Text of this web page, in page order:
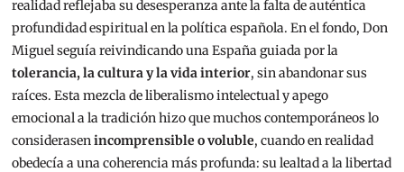
realidad reflejaba su desesperanza ante la falta de auténtica
profundidad espiritual en la política española. En el fondo, Don
Miguel seguía reivindicando una España guiada por la
tolerancia, la cultura y la vida interior, sin abandonar sus
raíces. Esta mezcla de liberalismo intelectual y apego
emocional a la tradición hizo que muchos contemporáneos lo
considerasenincomprensible o voluble, cuando en realidad
obedecía a una coherencia más profunda: su lealtad a la libertad